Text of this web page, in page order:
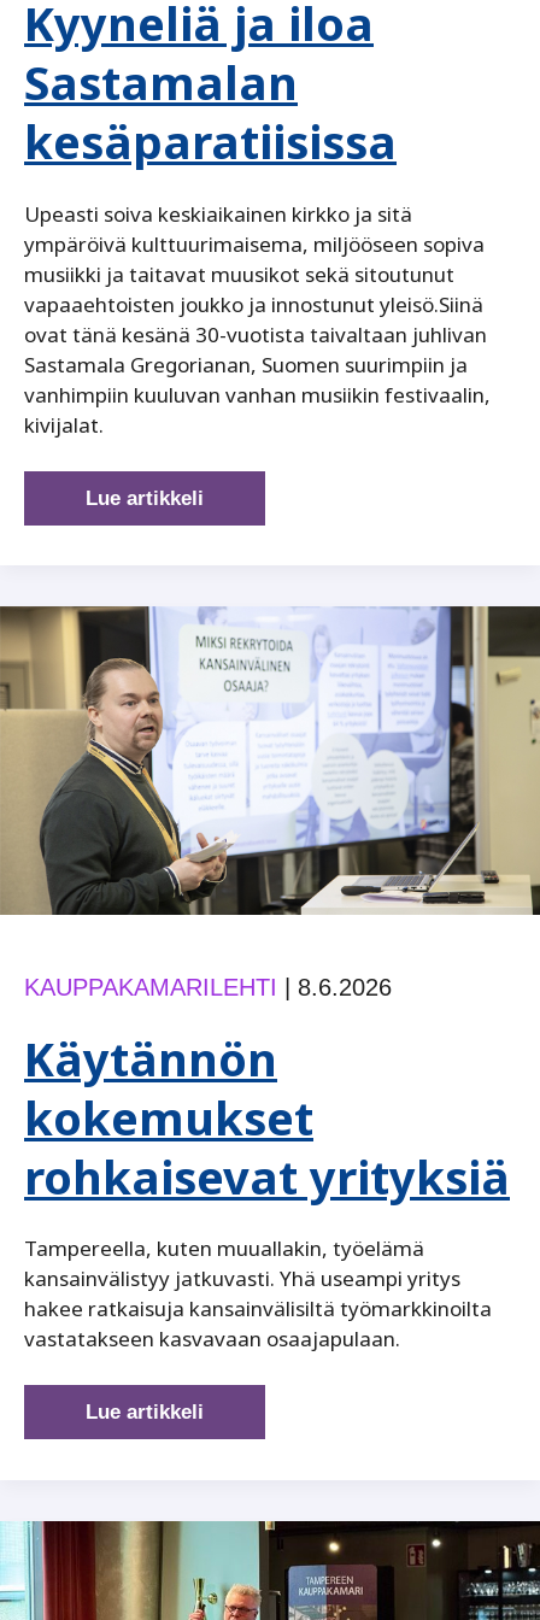
Kyyneliä ja iloa
Sastamalan
kesäparatiisissa
Upeasti soiva keskiaikainen kirkko ja sitä
ympäröivä kulttuurimaisema, miljööseen sopiva
musiikki ja taitavat muusikot sekä sitoutunut
vapaaehtoisten joukko ja innostunut yleisö.Siinä
ovat tänä kesänä 30-vuotista taivaltaan juhlivan
Sastamala Gregorianan, Suomen suurimpiin ja
vanhimpiin kuuluvan vanhan musiikin festivaalin,
kivijalat.
Kyyneliä
ja
kesäparatiisissa
Lue artikkeli
KAUPPAKAMARILEHTI | 8.6.2026
Käytännön
kokemukset
rohkaisevat yrityksiä
Tampereella, kuten muuallakin, työelämä
kansainvälistyy jatkuvasti. Yhä useampi yritys
hakee ratkaisuja kansainvälisiltä työmarkkinoilta
vastatakseen kasvavaan osaajapulaan.
Käytännön
kokemukset
Lue artikkeli